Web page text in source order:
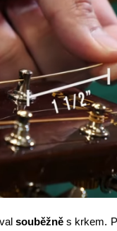
souběžně s krkem.